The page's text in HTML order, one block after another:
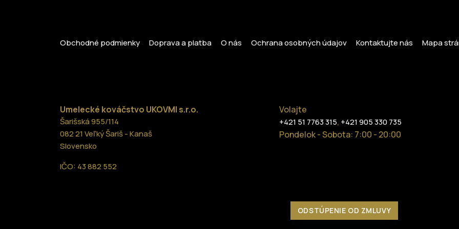
Obchodné podmienky Doprava a platba O nás Ochrana osobných údajov Kontaktujte nás Mapa
Umelecké kováčstvo UKOVMI s.r.o.
Šarišská 955/114
082 21 Veľký Šariš - Kanaš
Slovensko
IČO: 43 882 552
Volajte
+421 51 7763 315, +421 905 330 735
Pondelok - Sobota: 7:00 - 20:00
ODSTÚPENIE OD ZMLUVY